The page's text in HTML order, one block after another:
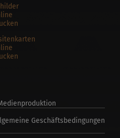
Geschäftsbedingungen